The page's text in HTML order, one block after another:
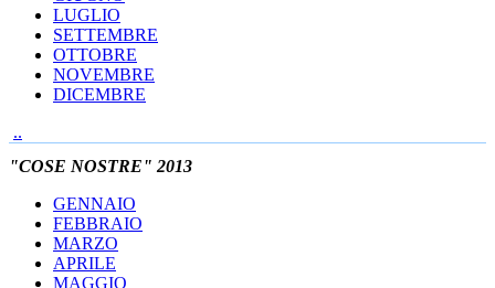
LUGLIO
SETTEMBRE
OTTOBRE
NOVEMBRE
DICEMBRE
..
"COSE NOSTRE" 2013
GENNAIO
FEBBRAIO
MARZO
APRILE
MAGGIO